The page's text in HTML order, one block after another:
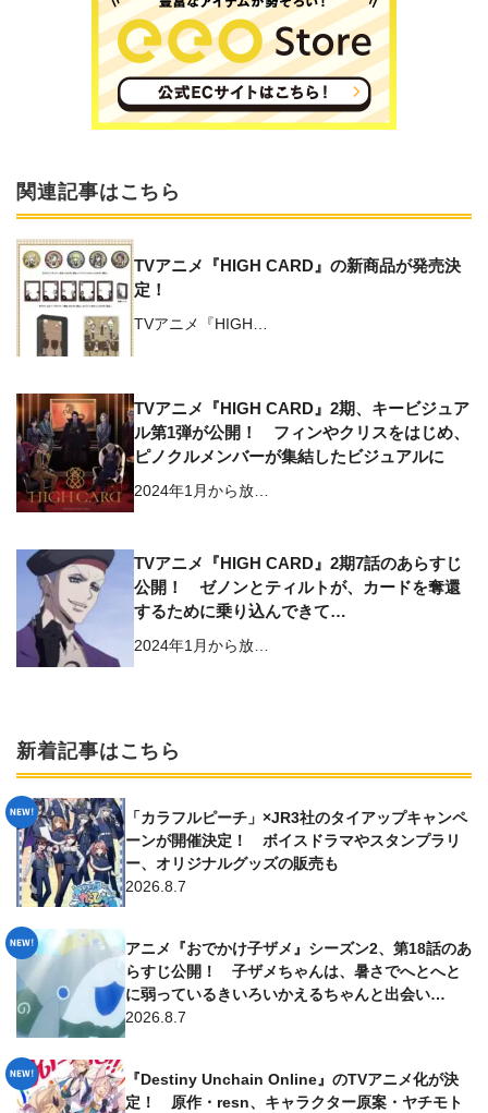
関連記事はこちら
TVアニメ『HIGH CARD』の新商品が発売決
定！
TVアニメ『HIGH…
TVアニメ『HIGH CARD』2期、キービジュア
ル第1弾が公開！ フィンやクリスをはじめ、
ピノクルメンバーが集結したビジュアルに
2024年1月から放…
TVアニメ『HIGH CARD』2期7話のあらすじ
公開！ ゼノンとティルトが、カードを奪還
するために乗り込んできて…
2024年1月から放…
新着記事はこちら
「カラフルピーチ」×JR3社のタイアップキャンペ
ーンが開催決定！ ボイスドラマやスタンプラリ
ー、オリジナルグッズの販売も
2026.8.7
アニメ『おでかけ子ザメ』シーズン2、第18話のあ
らすじ公開！ 子ザメちゃんは、暑さでへとへと
に弱っているきいろいかえるちゃんと出会い…
2026.8.7
『Destiny Unchain Online』のTVアニメ化が決
定！ 原作・resn、キャラクター原案・ヤチモト